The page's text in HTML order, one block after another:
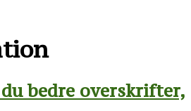
bedre overskrifter,